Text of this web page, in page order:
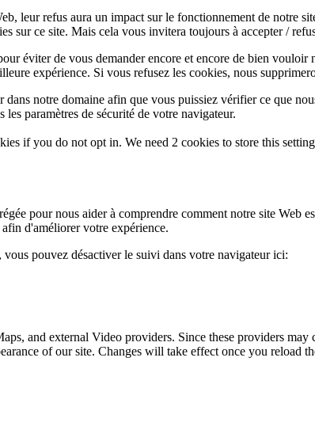
leur refus aura un impact sur le fonctionnement de notre
sur ce site. Mais cela vous invitera toujours à accepter /
éviter de vous demander encore et encore de bien
expérience. Si vous refusez les cookies, nous
notre domaine afin que vous puissiez vérifier ce que
paramètres de sécurité de votre navigateur.
if you do not opt in. We need 2 cookies to store this
pour nous aider à comprendre comment notre site Web
d'améliorer votre expérience.
pouvez désactiver le suivi dans votre navigateur ici:
and external Video providers. Since these providers
of our site. Changes will take effect once you reload